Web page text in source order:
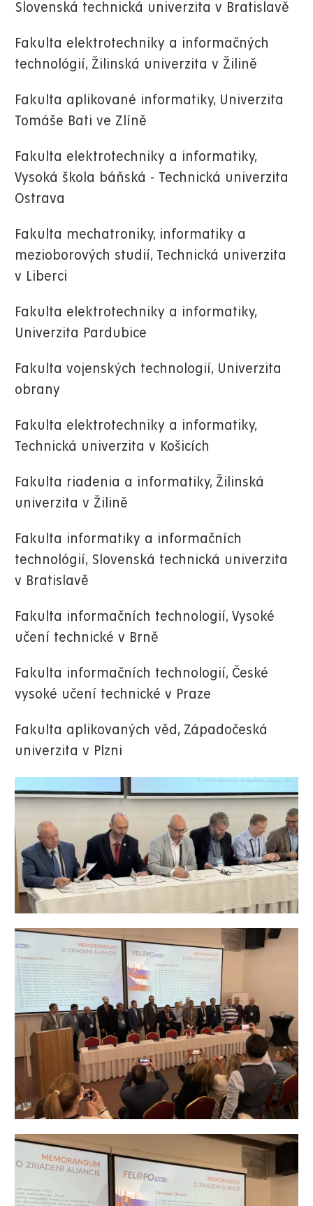
Slovenská technická univerzita v Bratislavě
Fakulta elektrotechniky a informačných
technológií, Žilinská univerzita v Žilině
Fakulta aplikované informatiky, Univerzita
Tomáše Bati ve Zlíně
Fakulta elektrotechniky a informatiky,
Vysoká škola báňská - Technická univerzita
Ostrava
Fakulta mechatroniky, informatiky a
mezioborových studií, Technická univerzita
v Liberci
Fakulta elektrotechniky a informatiky,
Univerzita Pardubice
Fakulta vojenských technologií, Univerzita
obrany
Fakulta elektrotechniky a informatiky,
Technická univerzita v Košicích
Fakulta riadenia a informatiky, Žilinská
univerzita v Žilině
Fakulta informatiky a informačních
technológií, Slovenská technická univerzita
v Bratislavě
Fakulta informačních technologií, Vysoké
učení technické v Brně
Fakulta informačních technologií, České
vysoké učení technické v Praze
Fakulta aplikovaných věd, Západočeská
univerzita v Plzni